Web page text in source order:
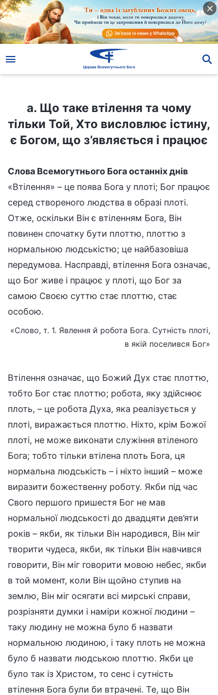
а. Що таке втілення та чому
тільки Той, Хто висловлює істину,
є Богом, що з’являється і працює
Слова Всемогутнього Бога останніх днів
«Втілення» – це поява Бога у плоті; Бог працює
серед створеного людства в образі плоті.
Отже, оскільки Він є втіленням Бога, Він
повинен спочатку бути плоттю, плоттю з
нормальною людськістю; це найбазовіша
передумова. Насправді, втілення Бога означає,
що Бог живе і працює у плоті, що Бог за
самою Своєю суттю стає плоттю, стає
особою.
«Слово, т. 1. Явлення й робота Бога. Сутність плоті,
в якій поселився Бог»
Втілення означає, що Божий Дух стає плоттю,
тобто Бог стає плоттю; робота, яку здійснює
плоть, – це робота Духа, яка реалізується у
плоті, виражається плоттю. Ніхто, крім Божої
плоті, не може виконати служіння втіленого
Бога; тобто тільки втілена плоть Бога, ця
нормальна людськість – і ніхто інший – може
виразити божественну роботу. Якби під час
Свого першого пришестя Бог не мав
нормальної людськості до двадцяти дев’яти
років – якби, як тільки Він народився, Він міг
творити чудеса, якби, як тільки Він навчився
говорити, Він міг говорити мовою небес, якби
в той момент, коли Він щойно ступив на
землю, Він міг осягати всі мирські справи,
розрізняти думки і наміри кожної людини –
таку людину не можна було б назвати
нормальною людиною, і таку плоть не можна
було б назвати людською плоттю. Якби це
було так із Христом, то сенс і сутність
втілення Бога були би втрачені. Те, що Він